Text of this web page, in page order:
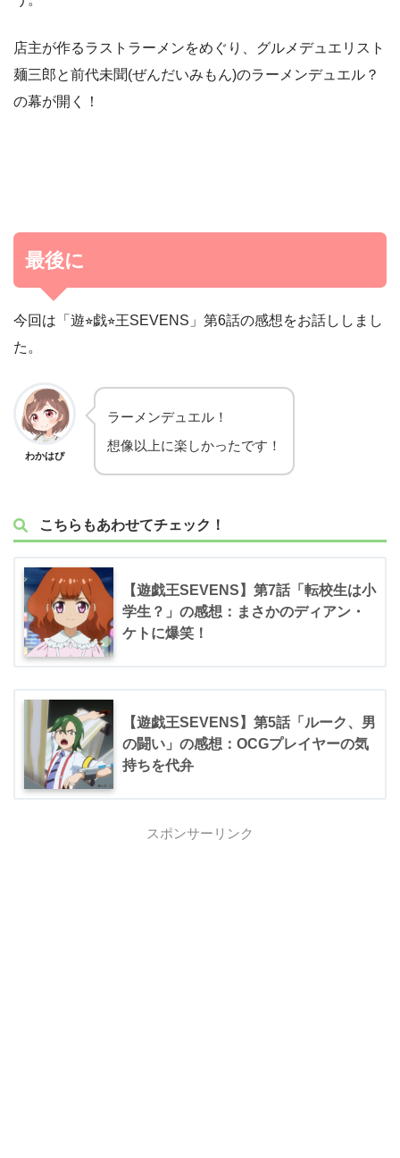
店主が作るラストラーメンをめぐり、グルメデュエリスト
麺三郎と前代未聞(ぜんだいみもん)のラーメンデュエル？
の幕が開く！
最後に
今回は「遊⭐︎戯⭐︎王SEVENS」第6話の感想をお話ししまし
た。
わかはぴ
ラーメンデュエル！
想像以上に楽しかったです！
こちらもあわせてチェック！
【遊戯王SEVENS】第7話「転校生は小
学生？」の感想：まさかのディアン・
ケトに爆笑！
【遊戯王SEVENS】第5話「ルーク、男
の闘い」の感想：OCGプレイヤーの気
持ちを代弁
スポンサーリンク